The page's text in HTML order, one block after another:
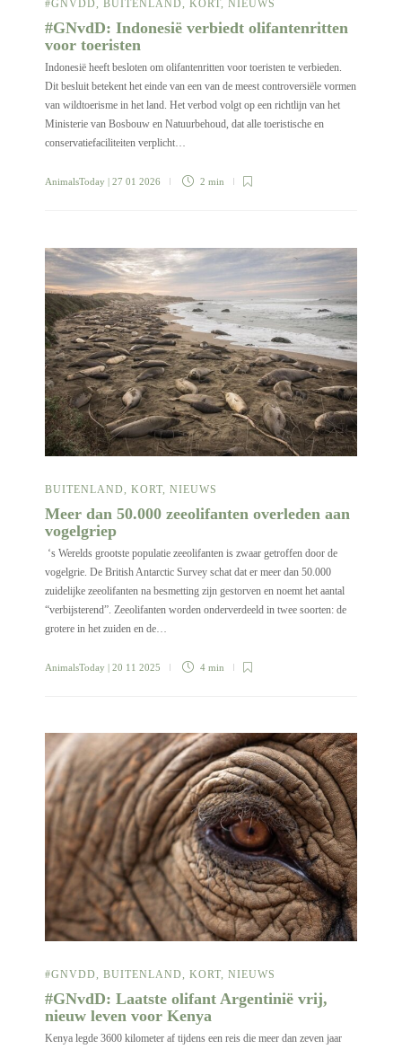
#GNVDD, BUITENLAND, KORT, NIEUWS
#GNvdD: Indonesië verbiedt olifantenritten
voor toeristen
Indonesië heeft besloten om olifantenritten voor toeristen te verbieden.
Dit besluit betekent het einde van een van de meest controversiële vormen
van wildtoerisme in het land. Het verbod volgt op een richtlijn van het
Ministerie van Bosbouw en Natuurbehoud, dat alle toeristische en
conservatiefaciliteiten verplicht…
AnimalsToday | 27 01 2026 2 min
BUITENLAND, KORT, NIEUWS
Meer dan 50.000 zeeolifanten overleden aan
vogelgriep
‘s Werelds grootste populatie zeeolifanten is zwaar getroffen door de
vogelgrie. De British Antarctic Survey schat dat er meer dan 50.000
zuidelijke zeeolifanten na besmetting zijn gestorven en noemt het aantal
“verbijsterend”. Zeeolifanten worden onderverdeeld in twee soorten: de
grotere in het zuiden en de…
AnimalsToday | 20 11 2025 4 min
#GNVDD, BUITENLAND, KORT, NIEUWS
#GNvdD: Laatste olifant Argentinië vrij,
nieuw leven voor Kenya
Kenya legde 3600 kilometer af tijdens een reis die meer dan zeven jaar